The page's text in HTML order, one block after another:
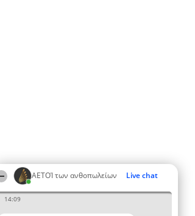
ΑΕΤΟΊ των ανθοπωλείων Live chat
14:09